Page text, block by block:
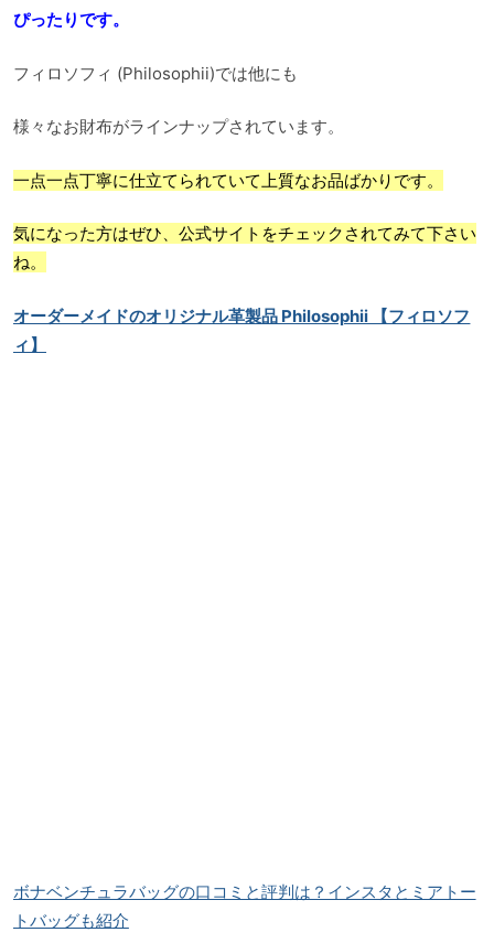
ぴったりです。
フィロソフィ (Philosophii)では他にも
様々なお財布がラインナップされています。
一点一点丁寧に仕立てられていて上質なお品ばかりです。
気になった方はぜひ、公式サイトをチェックされてみて下さい
ね。
オーダーメイドのオリジナル革製品 Philosophii 【フィロソフ
ィ】
ボナベンチュラバッグの口コミと評判は？インスタとミアトー
トバッグも紹介